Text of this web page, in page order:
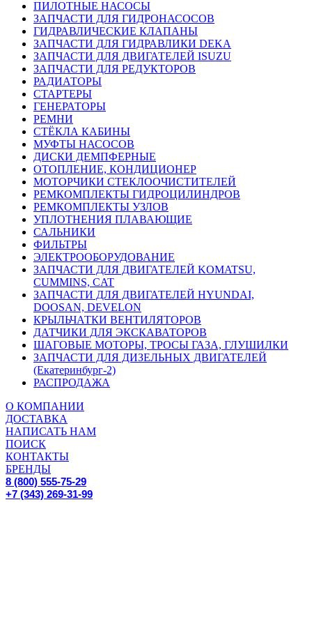
ПИЛОТНЫЕ НАСОСЫ
ЗАПЧАСТИ ДЛЯ ГИДРОНАСОСОВ
ГИДРАВЛИЧЕСКИЕ КЛАПАНЫ
ЗАПЧАСТИ ДЛЯ ГИДРАВЛИКИ DEKA
ЗАПЧАСТИ ДЛЯ ДВИГАТЕЛЕЙ ISUZU
ЗАПЧАСТИ ДЛЯ РЕДУКТОРОВ
РАДИАТОРЫ
СТАРТЕРЫ
ГЕНЕРАТОРЫ
РЕМНИ
СТЁКЛА КАБИНЫ
МУФТЫ НАСОСОВ
ДИСКИ ДЕМПФЕРНЫЕ
ОТОПЛЕНИЕ, КОНДИЦИОНЕР
МОТОРЧИКИ СТЕКЛООЧИСТИТЕЛЕЙ
РЕМКОМПЛЕКТЫ ГИДРОЦИЛИНДРОВ
РЕМКОМПЛЕКТЫ УЗЛОВ
УПЛОТНЕНИЯ ПЛАВАЮЩИЕ
САЛЬНИКИ
ФИЛЬТРЫ
ЭЛЕКТРООБОРУДОВАНИЕ
ЗАПЧАСТИ ДЛЯ ДВИГАТЕЛЕЙ KOMATSU,
CUMMINS, CAT
ЗАПЧАСТИ ДЛЯ ДВИГАТЕЛЕЙ HYUNDAI,
DOOSAN, DEVELON
КРЫЛЬЧАТКИ ВЕНТИЛЯТОРОВ
ДАТЧИКИ ДЛЯ ЭКСКАВАТОРОВ
ШАГОВЫЕ МОТОРЫ, ТРОСЫ ГАЗА, ГЛУШИЛКИ
ЗАПЧАСТИ ДЛЯ ДИЗЕЛЬНЫХ ДВИГАТЕЛЕЙ
(Екатеринбург-2)
РАСПРОДАЖА
О КОМПАНИИ
ДОСТАВКА
НАПИСАТЬ НАМ
ПОИСК
КОНТАКТЫ
БРЕНДЫ
8 (800) 555-75-29
+7 (343) 269-31-99